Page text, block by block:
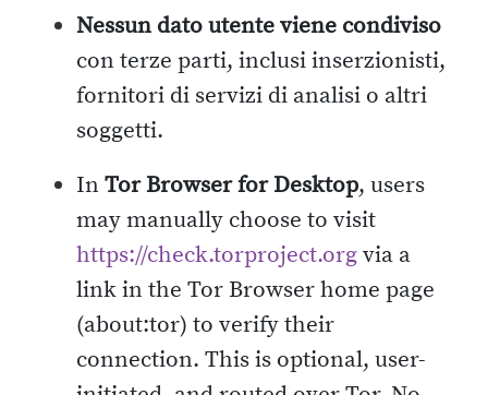
Nessun dato utente viene condiviso
con terze parti, inclusi inserzionisti,
fornitori di servizi di analisi o altri
soggetti.
In Tor Browser for Desktop, users
may manually choose to visit
https://check.torproject.orgvia a
link in the Tor Browser home page
(about:tor) to verify their
connection. This is optional, user-